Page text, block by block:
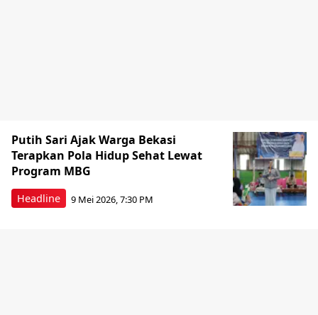
Headline
Putih Sari Ajak Warga Bekasi
Terapkan Pola Hidup Sehat Lewat
Program MBG
9 Mei 2026, 7:30 PM